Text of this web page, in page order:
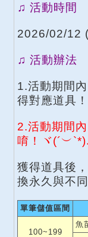
♫ 活動時間
2026/02/12
♫ 活動辦法
1.活動期間
得對應道具
2.活動期間
唷！ヾ
獲得道具後
換永久與不
單筆儲值區間
100~199
魚